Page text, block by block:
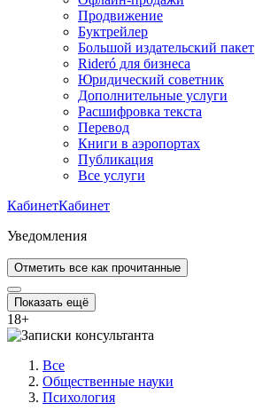
Продвижение
Буктрейлер
Большой издательский пакет
Rideró для бизнеса
Юридический советник
Дополнительные услуги
Расшифровка текста
Перевод
Книги в аэропортах
Публикация
Все услуги
КабинетКабинет
Уведомления
Отметить все как прочитанные
Показать ещё
18+
Все
Общественные науки
Психология